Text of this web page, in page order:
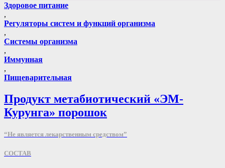
Здоровое питание
,
Регуляторы систем и функций организма
,
Системы организма
,
Иммунная
,
Пищеварительная
Продукт метабиотический «ЭМ-
Курунга» порошок
“Не является лекарственным средством”
СОСТАВ